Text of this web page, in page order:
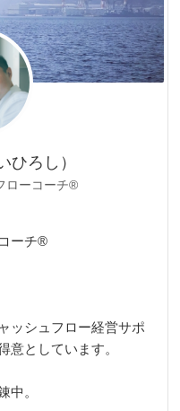
ひろし）
ローコーチ®
ーチ®
ッシュフロー経営サポ
意としています。
中。